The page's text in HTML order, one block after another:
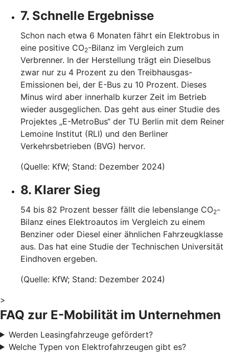
7. Schnelle Ergebnisse
Schon nach etwa 6 Monaten fährt ein Elektrobus in
eine positive CO2-Bilanz im Vergleich zum
Verbrenner. In der Herstellung trägt ein Dieselbus
zwar nur zu 4 Prozent zu den Treibhausgas-
Emissionen bei, der E-Bus zu 10 Prozent. Dieses
Minus wird aber innerhalb kurzer Zeit im Betrieb
wieder ausgeglichen. Das geht aus einer Studie des
Projektes „E-MetroBus“ der TU Berlin mit dem Reiner
Lemoine Institut (RLI) und den Berliner
Verkehrsbetrieben (BVG) hervor.
(Quelle: KfW; Stand: Dezember 2024)
8. Klarer Sieg
54 bis 82 Prozent besser fällt die lebenslange CO2-
Bilanz eines Elektroautos im Vergleich zu einem
Benziner oder Diesel einer ähnlichen Fahrzeugklasse
aus. Das hat eine Studie der Technischen Universität
Eindhoven ergeben.
(Quelle: KfW; Stand: Dezember 2024)
>
FAQ zur E-Mobilität im Unternehmen
Werden Leasingfahrzeuge gefördert?
Welche Typen von Elektrofahrzeugen gibt es?